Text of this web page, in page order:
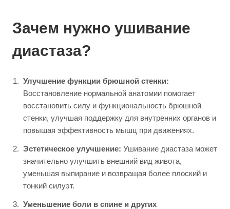
Зачем нужно ушивание
диастаза?
Улучшение функции брюшной стенки:
Восстановление нормальной анатомии помогает
восстановить силу и функциональность брюшной
стенки, улучшая поддержку для внутренних органов и
повышая эффективность мышц при движениях.
Эстетическое улучшение: Ушивание диастаза может
значительно улучшить внешний вид живота,
уменьшая выпирание и возвращая более плоский и
тонкий силуэт.
Уменьшение боли в спине и других